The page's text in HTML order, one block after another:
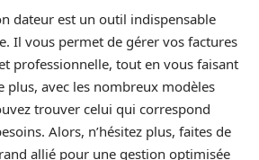
dateur est un outil indispensable
Il vous permet de gérer vos factures
professionnelle, tout en vous faisant
plus, avec les nombreux modèles
trouver celui qui correspond
Alors, n’hésitez plus, faites de
allié pour une gestion optimisée